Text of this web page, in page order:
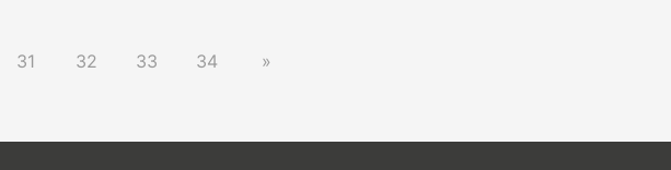
31 32 33 34 »